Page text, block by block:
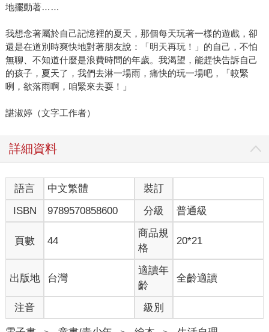
地擺動著……
我想念著屬於自己記憶裡的夏天，那個每天玩著一樣的遊戲，卻
還是在道別時爽快地對著朋友說：「明天再玩！」的自己，不怕
無聊、不知道什麼是浪費時間的年歲。我渴望，能趕快告訴自己
的孩子，夏天了，我們去淋一場雨，痛快的玩一場吧，「較緊
咧，欲落雨啊，咱緊來去耍！」
諶淑婷（文字工作者）
詳細資料
語言 中文繁體
裝訂
ISBN
9789570858600 分級 普通級
頁數 44
商品規
格
20*21
出版地 台灣
適讀年
齡
全齡適讀
注音 級別